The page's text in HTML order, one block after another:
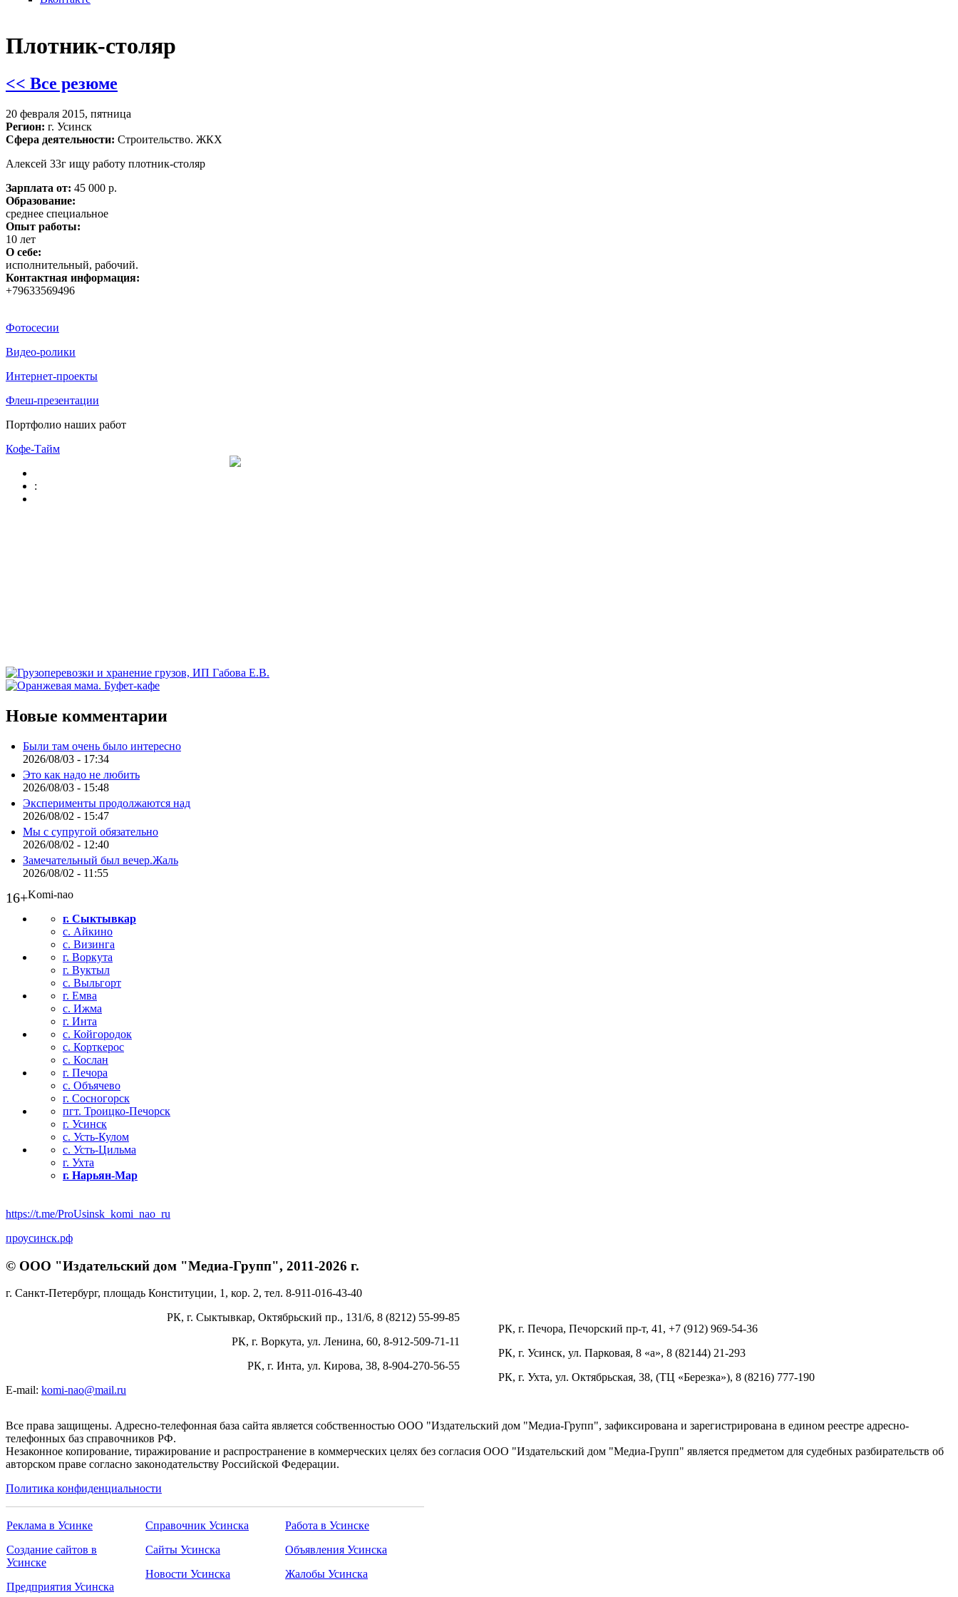
Плотник-столяр
<< Все резюме
20 февраля 2015, пятница
Регион: г. Усинск
Сфера деятельности: Строительство. ЖКХ
Алексей 33г ищу работу плотник-столяр
Зарплата от: 45 000 р.
Образование:
среднее специальное
Опыт работы:
10 лет
О себе:
исполнительный, рабочий.
Контактная информация:
+79633569496
Фотосесии
Видео-ролики
Интернет-проекты
Флеш-презентации
Портфолио наших работ
Кофе-Тайм
:
Новые комментарии
Были там очень было интересно
2026/08/03 - 17:34
Это как надо не любить
2026/08/03 - 15:48
Эксперименты продолжаются над
2026/08/02 - 15:47
Мы с супругой обязательно
2026/08/02 - 12:40
Замечательный был вечер.Жаль
2026/08/02 - 11:55
16+Komi-nao
г. Сыктывкар
с. Айкино
с. Визинга
г. Воркута
г. Вуктыл
с. Выльгорт
г. Емва
с. Ижма
г. Инта
с. Койгородок
с. Корткерос
с. Кослан
г. Печора
с. Объячево
г. Сосногорск
пгт. Троицко-Печорск
г. Усинск
с. Усть-Кулом
с. Усть-Цильма
г. Ухта
г. Нарьян-Мар
https://t.me/ProUsinsk_komi_nao_ru
проусинск.рф
© ООО "Издательский дом "Медиа-Групп", 2011-2026 г.
г. Санкт-Петербург, площадь Конституции, 1, кор. 2, тел. 8-911-016-43-40
РК, г. Печора, Печорский пр-т, 41, +7 (912) 969-54-36
РК, г. Усинск, ул. Парковая, 8 «а», 8 (82144) 21-293
РК, г. Ухта, ул. Октябрьская, 38, (ТЦ «Березка»), 8 (8216) 777-190
РК, г. Сыктывкар, Октябрьский пр., 131/6, 8 (8212) 55-99-85
РК, г. Воркута, ул. Ленина, 60, 8-912-509-71-11
РК, г. Инта, ул. Кирова, 38, 8-904-270-56-55
E-mail: komi-nao@mail.ru
Все права защищены. Адресно-телефонная база сайта является собственностью ООО "Издательский дом "Медиа-Групп", зафиксирована и зарегистрирована в едином реестре адресно-
телефонных баз справочников РФ.
Незаконное копирование, тиражирование и распространение в коммерческих целях без согласия ООО "Издательский дом "Медиа-Групп" является предметом для судебных разбирательств об
авторском праве согласно законодательству Российской Федерации.
Политика конфиденциальности
Реклама в Усинке
Создание сайтов в
Усинске
Предприятия Усинска
Справочник Усинска
Сайты Усинска
Новости Усинска
Работа в Усинске
Объявления Усинска
Жалобы Усинска